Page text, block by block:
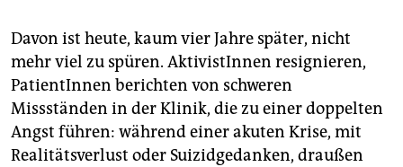
Davon ist heute, kaum vier Jahre später, nicht
mehr viel zu spüren. AktivistInnen resignieren,
PatientInnen berichten von schweren
Missständen in der Klinik, die zu einer doppelten
Angst führen: während einer akuten Krise, mit
Realitätsverlust oder Suizidgedanken, draußen